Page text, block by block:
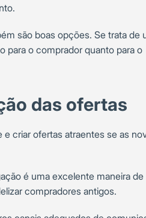
são boas opções. Se trata de
para o comprador quanto para o
das ofertas
criar ofertas atraentes se as
é uma excelente maneira de
compradores antigos.